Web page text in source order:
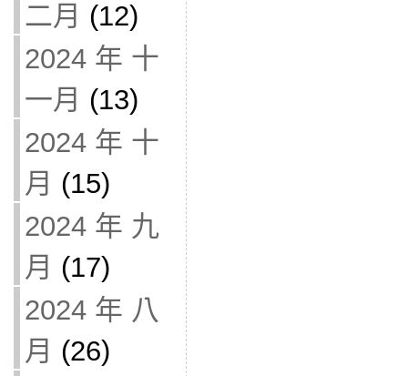
二月 (12)
2024 年 十
一月 (13)
2024 年 十
月 (15)
2024 年 九
月 (17)
2024 年 八
月 (26)